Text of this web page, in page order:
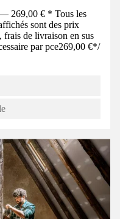
269,00 € * Tous les
sont des prix
frais de livraison en sus
par pce269,00 €*/